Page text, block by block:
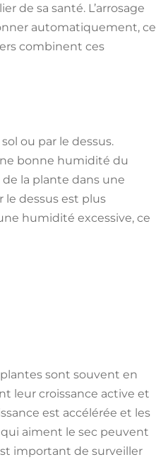
de sa santé. L’arrosage
automatiquement, ce
combinent ces
ou par le dessus.
bonne humidité du
la plante dans une
le dessus est plus
humidité excessive, ce
sont souvent en
leur croissance active et
est accélérée et les
aiment le sec peuvent
important de surveiller